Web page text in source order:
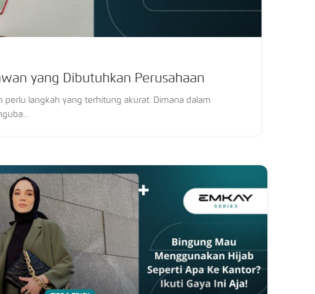
yang Dibutuhkan Perusahaan
langkah yang terhitung akurat. Dimana dalam